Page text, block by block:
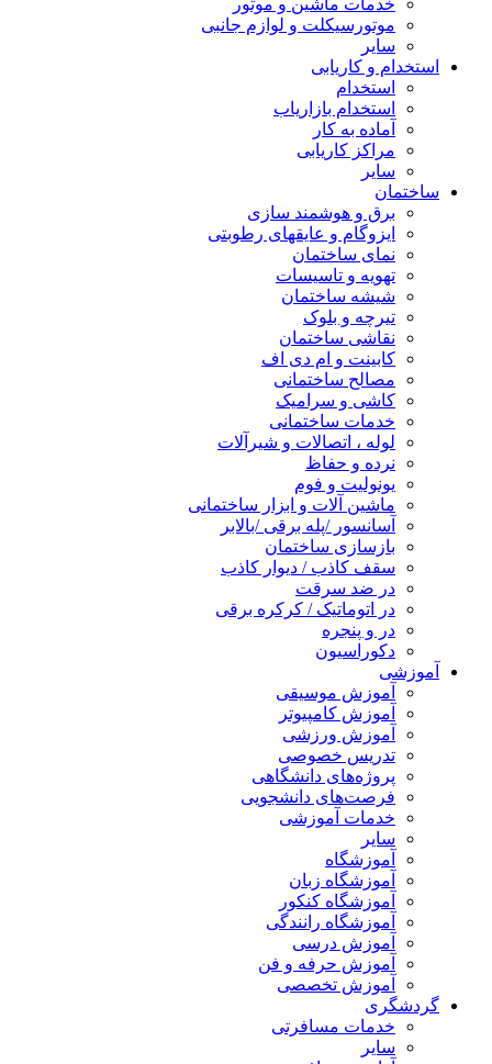
خدمات ماشین و موتور
موتورسیکلت و لوازم جانبی
سایر
استخدام و کاریابی
استخدام
استخدام بازاریاب
آماده به کار
مراکز کاریابی
سایر
ساختمان
برق و هوشمند سازی
ایزوگام و عایقهای رطوبتی
نمای ساختمان
تهویه و تاسیسات
شیشه ساختمان
تیرچه و بلوک
نقاشی ساختمان
کابینت و ام دی اف
مصالح ساختمانی
کاشی و سرامیک
خدمات ساختمانی
لوله ، اتصالات و شیرآلات
نرده و حفاظ
یونولیت و فوم
ماشین آلات و ابزار ساختمانی
آسانسور /پله برقی /بالابر
بازسازی ساختمان
سقف کاذب / دیوار کاذب
در ضد سرقت
در اتوماتیک / کرکره برقی
در و پنجره
دکوراسیون
آموزشی
آموزش موسیقی
آموزش کامپیوتر
آموزش ورزشی
تدریس خصوصی
پروژه‌های دانشگاهی
فرصت‌های دانشجویی
خدمات آموزشی
سایر
آموزشگاه
آموزشگاه زبان
آموزشگاه کنکور
آموزشگاه رانندگی
آموزش درسی
آموزش حرفه و فن
آموزش تخصصی
گردشگری
خدمات مسافرتی
سایر